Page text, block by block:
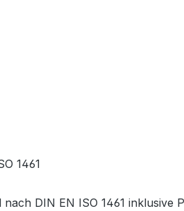
1461
DIN EN ISO 1461 inklusive